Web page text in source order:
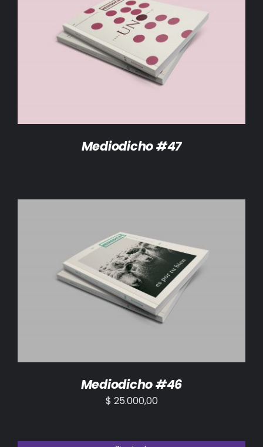
DETALLES
Mediodicho #47
AÑADIR AL CARRITO DETALLES
Mediodicho #46
$ 25.000,00